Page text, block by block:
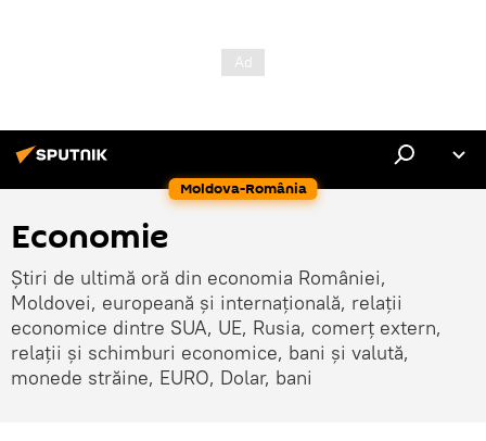
Moldova-România
Economie
Știri de ultimă oră din economia României,
Moldovei, europeană și internațională, relații
economice dintre SUA, UE, Rusia, comerț extern,
relații și schimburi economice, bani și valută,
monede străine, EURO, Dolar, bani